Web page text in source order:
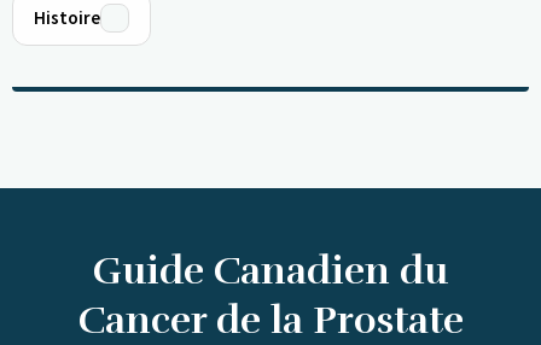
Histoire
Guide Canadien du
Cancer de la Prostate